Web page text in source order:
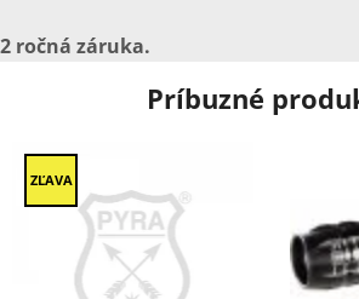
2 ročná záruka.
Príbuzné
ZĽAVA